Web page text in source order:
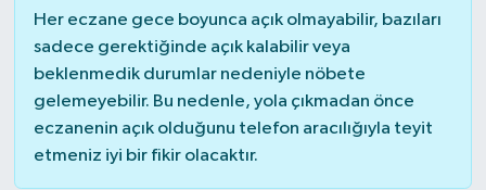
Her eczane gece boyunca açık olmayabilir, bazıları
sadece gerektiğinde açık kalabilir veya
beklenmedik durumlar nedeniyle nöbete
gelemeyebilir. Bu nedenle, yola çıkmadan önce
eczanenin açık olduğunu telefon aracılığıyla teyit
etmeniz iyi bir fikir olacaktır.